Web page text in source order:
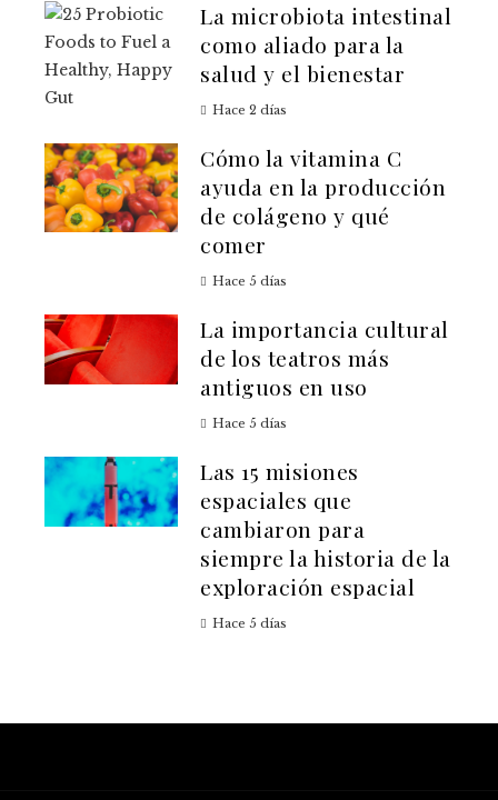
La microbiota intestinal
como aliado para la
salud y el bienestar
Hace 2 días
Cómo la vitamina C
ayuda en la producción
de colágeno y qué
comer
Hace 5 días
La importancia cultural
de los teatros más
antiguos en uso
Hace 5 días
Las 15 misiones
espaciales que
cambiaron para
siempre la historia de la
exploración espacial
Hace 5 días